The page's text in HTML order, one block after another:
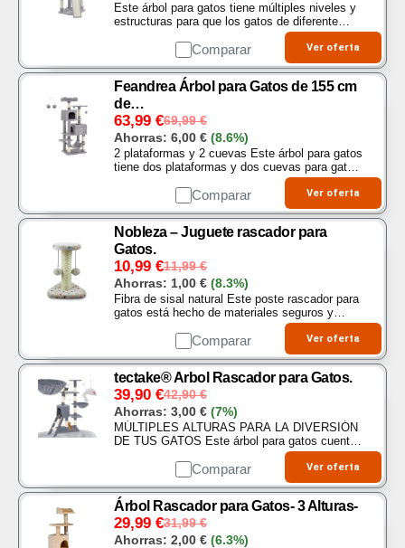
Este árbol para gatos tiene múltiples niveles y
estructuras para que los gatos de diferente
tamaño jueguen y duerman dentro de ella. Casa
para gatos multifuncional que cuenta con
diferentes…
Comparar Ver oferta
Feandrea Árbol para Gatos de 155 cm
de…
69,99€
63,99 €
Ahorras: 6,00 € (8.6%)
2 plataformas y 2 cuevas Este árbol para gatos
tiene dos plataformas y dos cuevas para gatos,
ofreciendo a los gatos más espacio para la
observación y el descanso, es adecuado para
Comparar Ver oferta
Nobleza – Juguete rascador para
Gatos.
11,99€
10,99 €
Ahorras: 1,00 € (8.3%)
Fibra de sisal natural Este poste rascador para
gatos está hecho de materiales seguros y
ecológicos. La superficie está envuelta con una
fibra de sisal natural para proporcionar un
Comparar Ver oferta
tectake® Arbol Rascador para Gatos.
42,90€
39,90 €
Ahorras: 3,00 € (7%)
MÚLTIPLES ALTURAS PARA LA DIVERSIÓN
DE TUS GATOS Este árbol para gatos cuenta
con varias alturas que permiten a tus felinos
explorar, trepar y descansar. Incluye 3
plataformas…
Comparar Ver oferta
Árbol Rascador para Gatos- 3 Alturas-
31,99€
29,99 €
Ahorras: 2,00 € (6.3%)